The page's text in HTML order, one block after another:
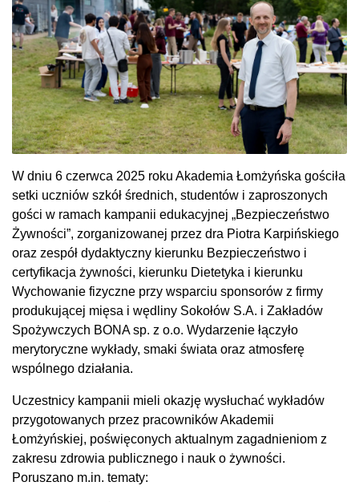
W dniu 6 czerwca 2025 roku Akademia Łomżyńska gościła
setki uczniów szkół średnich, studentów i zaproszonych
gości w ramach kampanii edukacyjnej „Bezpieczeństwo
Żywności”, zorganizowanej przez dra Piotra Karpińskiego
oraz zespół dydaktyczny kierunku Bezpieczeństwo i
certyfikacja żywności, kierunku Dietetyka i kierunku
Wychowanie fizyczne przy wsparciu sponsorów z firmy
produkującej mięsa i wędliny Sokołów S.A. i Zakładów
Spożywczych BONA sp. z o.o. Wydarzenie łączyło
merytoryczne wykłady, smaki świata oraz atmosferę
wspólnego działania.
Uczestnicy kampanii mieli okazję wysłuchać wykładów
przygotowanych przez pracowników Akademii
Łomżyńskiej, poświęconych aktualnym zagadnieniom z
zakresu zdrowia publicznego i nauk o żywności.
Poruszano m.in. tematy: